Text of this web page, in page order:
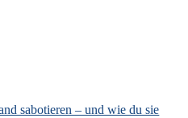
sabotieren – und wie du sie